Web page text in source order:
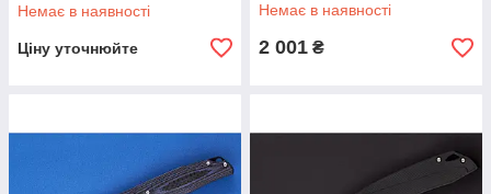
Немає в наявності
Ціну уточнюйте
Немає в наявності
2 001 ₴